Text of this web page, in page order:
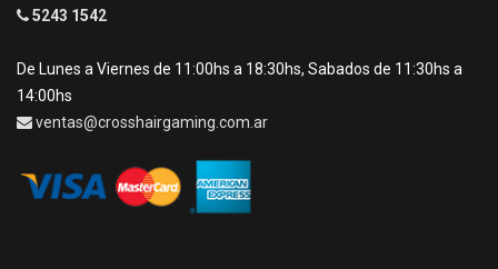
5243 1542
De Lunes a Viernes de 11:00hs a 18:30hs, Sabados de 11:30hs a
14:00hs
ventas@crosshairgaming.com.ar